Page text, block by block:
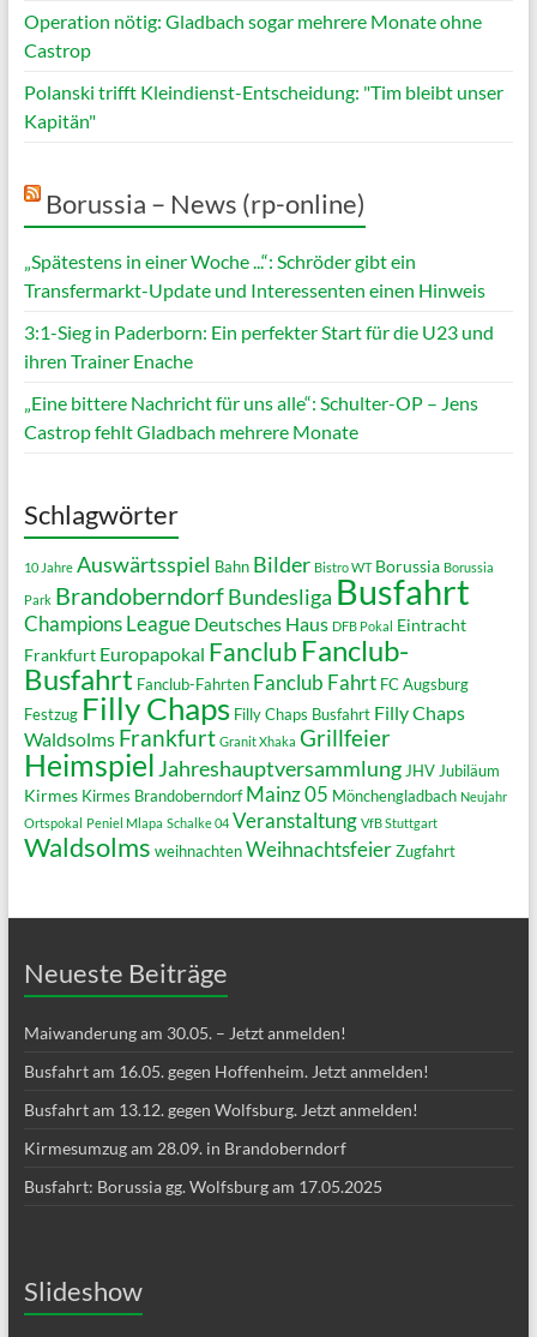
Operation nötig: Gladbach sogar mehrere Monate ohne
Castrop
Polanski trifft Kleindienst-Entscheidung: "Tim bleibt unser
Kapitän"
Borussia – News (rp-online)
„Spätestens in einer Woche ...“: Schröder gibt ein
Transfermarkt-Update und Interessenten einen Hinweis
3:1-Sieg in Paderborn: Ein perfekter Start für die U23 und
ihren Trainer Enache
„Eine bittere Nachricht für uns alle“: Schulter-OP – Jens
Castrop fehlt Gladbach mehrere Monate
Schlagwörter
10 Jahre Auswärtsspiel Bahn Bilder Bistro WT Borussia Borussia
Park BrandoberndorfBundesliga Busfahrt
Champions League Deutsches Haus DFB Pokal Eintracht
Frankfurt Europapokal Fanclub Fanclub-
Busfahrt Fanclub-Fahrten Fanclub Fahrt FC Augsburg
Festzug Filly Chaps Filly Chaps Busfahrt Filly Chaps
Waldsolms Frankfurt Granit Xhaka Grillfeier
Heimspiel Jahreshauptversammlung JHV Jubiläum
Kirmes Kirmes Brandoberndorf Mainz 05 Mönchengladbach Neujahr
Ortspokal Peniel Mlapa Schalke 04 Veranstaltung VfB Stuttgart
Waldsolms weihnachten Weihnachtsfeier Zugfahrt
Neueste Beiträge
Maiwanderung am 30.05. – Jetzt anmelden!
Busfahrt am 16.05. gegen Hoffenheim. Jetzt anmelden!
Busfahrt am 13.12. gegen Wolfsburg. Jetzt anmelden!
Kirmesumzug am 28.09. in Brandoberndorf
Busfahrt: Borussia gg. Wolfsburg am 17.05.2025
Slideshow